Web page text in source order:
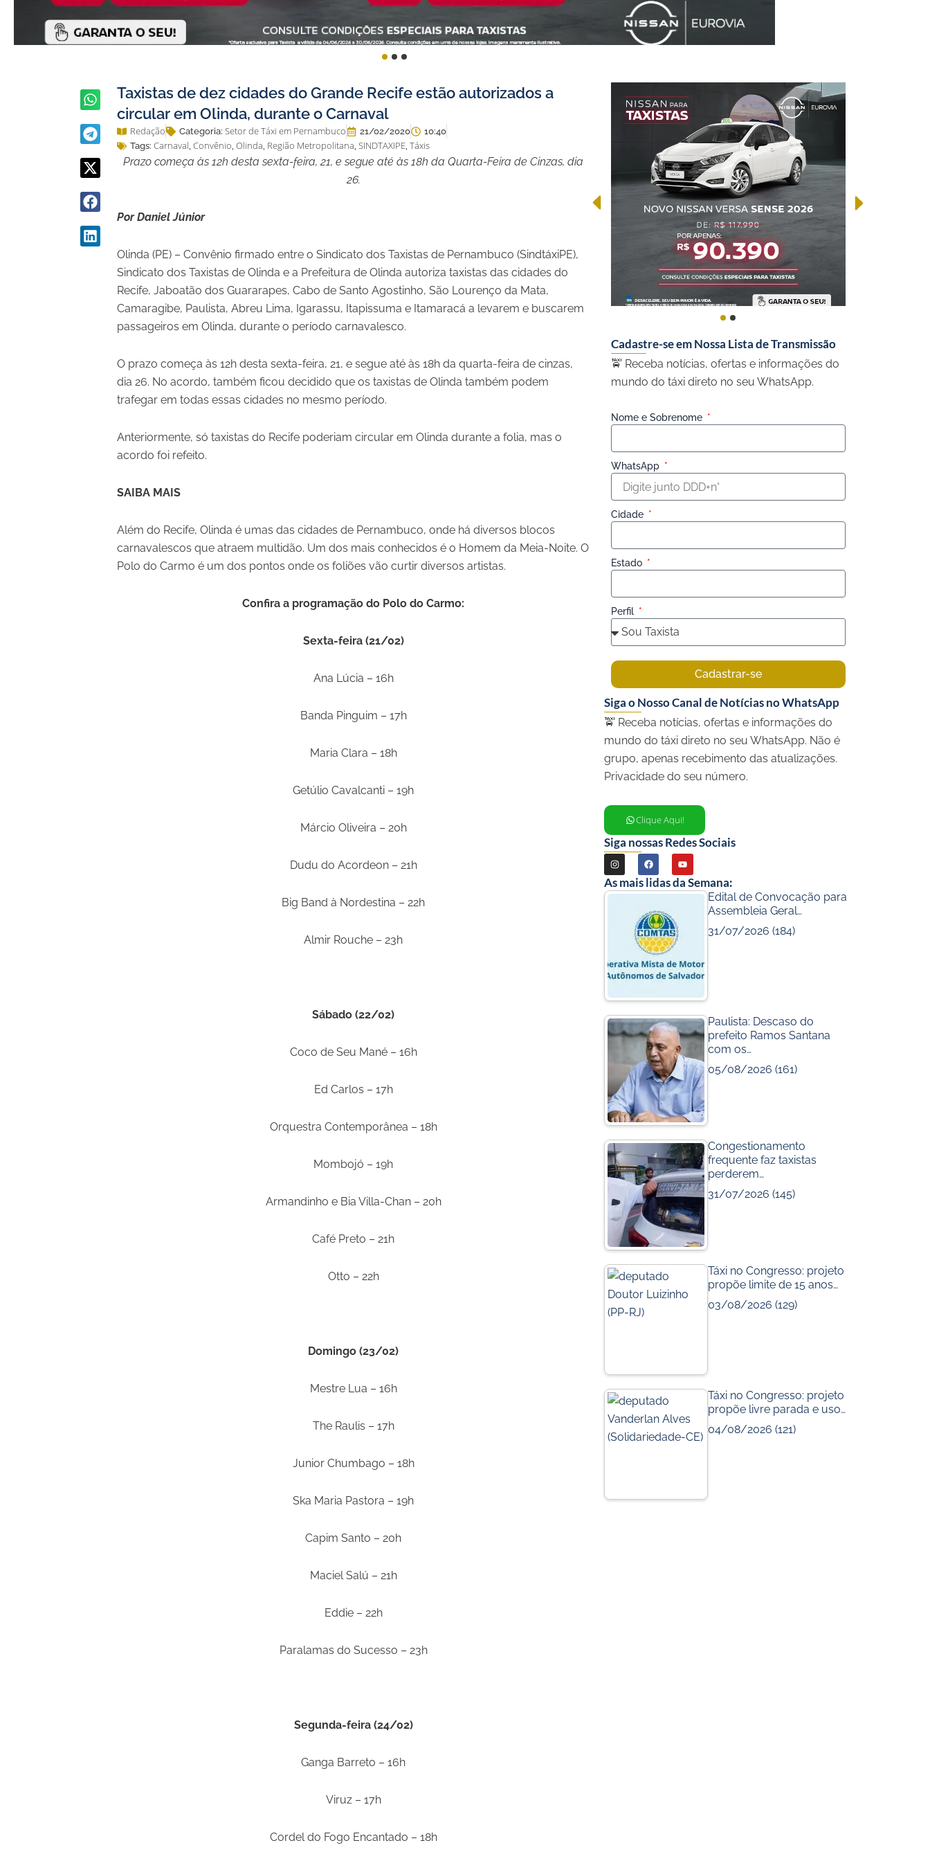
Taxistas de dez cidades do Grande Recife estão autorizados a
circular em Olinda, durante o Carnaval
Redação Categoria: Setor de Táxi em Pernambuco 21/02/2020
10:40
Tags: Carnaval, Convênio, Olinda, Região Metropolitana, SINDTAXIPE, Táxis
Prazo começa às 12h desta sexta-feira, 21, e segue até às 18h da Quarta-Feira de Cinzas, dia
26.
Por Daniel Júnior
Olinda (PE) – Convênio firmado entre o Sindicato dos Taxistas de Pernambuco (SindtáxiPE),
Sindicato dos Taxistas de Olinda e a Prefeitura de Olinda autoriza taxistas das cidades do
Recife, Jaboatão dos Guararapes, Cabo de Santo Agostinho, São Lourenço da Mata,
Camaragibe, Paulista, Abreu Lima, Igarassu, Itapissuma e Itamaracá a levarem e buscarem
passageiros em Olinda, durante o período carnavalesco.
O prazo começa às 12h desta sexta-feira, 21, e segue até às 18h da quarta-feira de cinzas,
dia 26. No acordo, também ficou decidido que os taxistas de Olinda também podem
trafegar em todas essas cidades no mesmo período.
Anteriormente, só taxistas do Recife poderiam circular em Olinda durante a folia, mas o
acordo foi refeito.
SAIBA MAIS
Além do Recife, Olinda é umas das cidades de Pernambuco, onde há diversos blocos
carnavalescos que atraem multidão. Um dos mais conhecidos é o Homem da Meia-Noite. O
Polo do Carmo é um dos pontos onde os foliões vão curtir diversos artistas.
Confira a programação do Polo do Carmo:
Sexta-feira (21/02)
Ana Lúcia – 16h
Banda Pinguim – 17h
Maria Clara – 18h
Getúlio Cavalcanti – 19h
Márcio Oliveira – 20h
Dudu do Acordeon – 21h
Big Band à Nordestina – 22h
Almir Rouche – 23h
Sábado (22/02)
Coco de Seu Mané – 16h
Ed Carlos – 17h
Orquestra Contemporânea – 18h
Mombojó – 19h
Armandinho e Bia Villa-Chan – 20h
Café Preto – 21h
Otto – 22h
Domingo (23/02)
Mestre Lua – 16h
The Raulis – 17h
Junior Chumbago – 18h
Ska Maria Pastora – 19h
Capim Santo – 20h
Maciel Salú – 21h
Eddie – 22h
Paralamas do Sucesso – 23h
Segunda-feira (24/02)
Ganga Barreto – 16h
Viruz – 17h
Cordel do Fogo Encantado – 18h
Cadastre-se em Nossa Lista de Transmissão
🚖 Receba notícias, ofertas e informações do
mundo do táxi direto no seu WhatsApp.
Nome e Sobrenome
WhatsApp
Cidade
Estado
Perfil
Cadastrar-se
Siga o Nosso Canal de Notícias no WhatsApp
🚖 Receba notícias, ofertas e informações do
mundo do táxi direto no seu WhatsApp. Não é
grupo, apenas recebimento das atualizações.
Privacidade do seu número.
Clique Aqui!
Siga nossas Redes Sociais
I
n
s
r
a
m
F
a
c
e
b
o
o
k
Y
o
u
e
As mais lidas da Semana:
Edital de Convocação para
Assembleia Geral…
31/07/2026 (184)
Paulista: Descaso do
prefeito Ramos Santana
com os…
05/08/2026 (161)
Congestionamento
frequente faz taxistas
perderem…
31/07/2026 (145)
Táxi no Congresso: projeto
propõe limite de 15 anos…
03/08/2026 (129)
Táxi no Congresso: projeto
propõe livre parada e uso…
04/08/2026 (121)